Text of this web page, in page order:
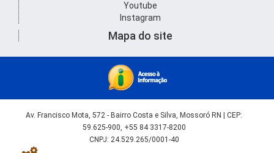
Youtube
Instagram
Mapa do site
Av. Francisco Mota, 572 - Bairro Costa e Silva, Mossoró RN | CEP:
59.625-900, +55 84 3317-8200
CNPJ: 24.529.265/0001-40